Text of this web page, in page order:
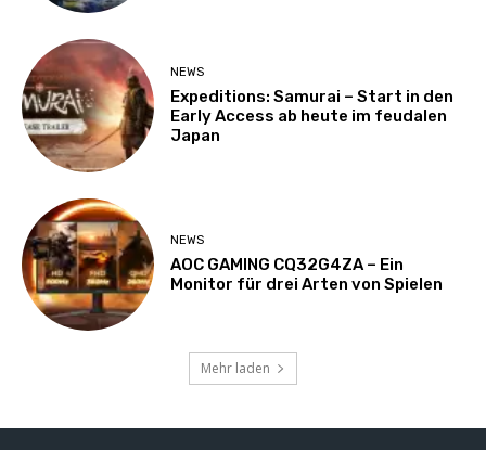
NEWS
Expeditions: Samurai – Start in den
Early Access ab heute im feudalen
Japan
NEWS
AOC GAMING CQ32G4ZA – Ein
Monitor für drei Arten von Spielen
Mehr laden